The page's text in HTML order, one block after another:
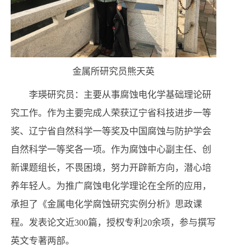
金属所研究员熊天英
李瑛研究员：主要从事腐蚀电化学基础理论研
究工作。作为主要完成人荣获辽宁省科技进步一等
奖、辽宁省自然科学一等奖及中国腐蚀与防护学会
自然科学一等奖各一项。作为腐蚀中心副主任、创
新课题组长，不畏困境，努力开辟新方向，潜心培
养年轻人。为推广腐蚀电化学理论在全所的应用，
承担了《金属电化学腐蚀研究实例分析》思政课
程。发表论文近300篇，授权专利20余项，参与撰写
英文专著两部。